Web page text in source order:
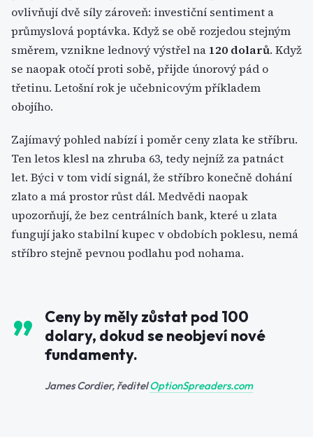
ovlivňují dvě síly zároveň: investiční sentiment a
průmyslová poptávka. Když se obě rozjedou stejným
směrem, vznikne lednový výstřel na 120 dolarů. Když
se naopak otočí proti sobě, přijde únorový pád o
třetinu. Letošní rok je učebnicovým příkladem
obojího.
Zajímavý pohled nabízí i poměr ceny zlata ke stříbru.
Ten letos klesl na zhruba 63, tedy nejníž za patnáct
let. Býci v tom vidí signál, že stříbro konečně dohání
zlato a má prostor růst dál. Medvědi naopak
upozorňují, že bez centrálních bank, které u zlata
fungují jako stabilní kupec v obdobích poklesu, nemá
stříbro stejně pevnou podlahu pod nohama.
Ceny by měly zůstat pod 100
dolary, dokud se neobjeví nové
fundamenty.
James Cordier, ředitelOptionSpreaders.com